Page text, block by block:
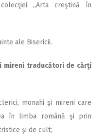
„Arta creştină în
ale Bisericii.
mireni traducători de cărţi
monahi şi mireni care
în limba română şi prin
şi de cult;